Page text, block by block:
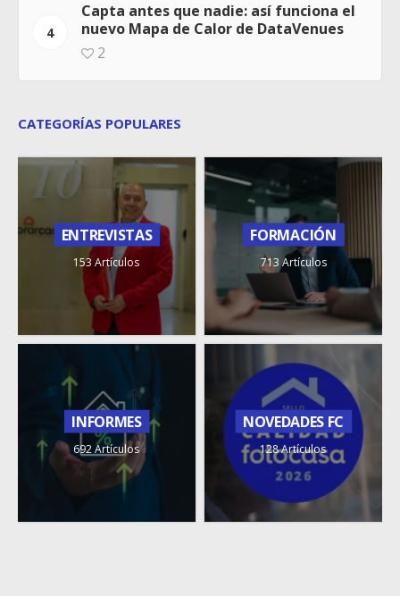
4
Capta antes que nadie: así funciona el
nuevo Mapa de Calor de DataVenues
2
CATEGORÍAS POPULARES
ENTREVISTAS
153 Artículos
FORMACIÓN
713 Artículos
INFORMES
692 Artículos
NOVEDADES FC
128 Artículos